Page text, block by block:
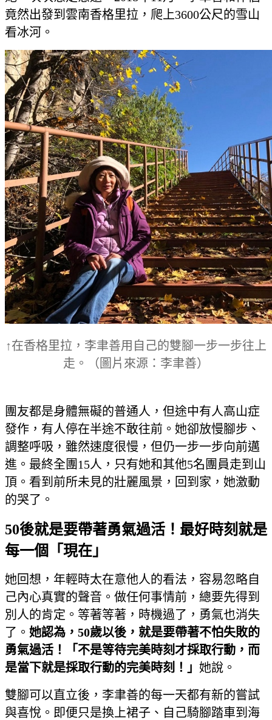
竟然出發到雲南香格里拉，爬上3600公尺的雪山
看冰河。
↑在香格里拉，李聿善用自己的雙腳一步一步往上
走。
（圖片來源：李聿善）
團友都是身體無礙的普通人，但途中有人高山症
發作，有人停在半途不敢往前。她卻放慢腳步、
調整呼吸，雖然速度很慢，但仍一步一步向前邁
進。最終全團15人，只有她和其他5名團員走到山
頂。看到前所未見的壯麗風景，回到家，她激動
的哭了。
50後就是要帶著勇氣過活！最好時刻就是
每一個「現在」
她回想，年輕時太在意他人的看法，容易忽略自
己內心真實的聲音。做任何事情前，總要先得到
別人的肯定。等著等著，時機過了，勇氣也消失
了。 她認為，50歲以後，就是要帶著不怕失敗的
勇氣過活！「不是等待完美時刻才採取行動，而
是當下就是採取行動的完美時刻！」 她說。
雙腳可以直立後，李聿善的每一天都有新的嘗試
與喜悅。即便只是換上裙子、自己騎腳踏車到海